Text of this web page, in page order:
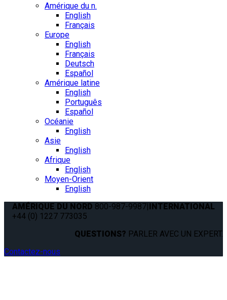
Amérique du n.
English
Français
Europe
English
Français
Deutsch
Español
Amérique latine
English
Português
Español
Océanie
English
Asie
English
Afrique
English
Moyen-Orient
English
AMÉRIQUE DU NORD 800-987-9987|INTERNATIONAL
+44 (0) 1227 773035
QUESTIONS? PARLER AVEC UN EXPERT.
Contactez-nous